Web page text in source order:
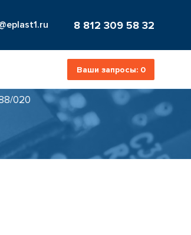
8 812 309 58 32
Ваши запросы: 0
020